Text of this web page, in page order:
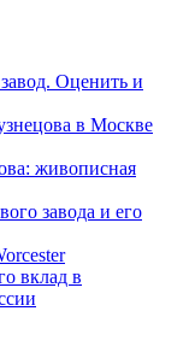
Оценить и
в Москве
живописная
завода и его
вклад в